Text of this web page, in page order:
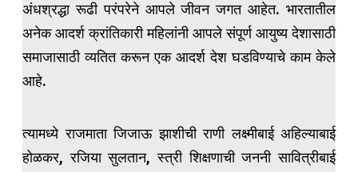
अंधश्रद्धा रूढी परंपरेने आपले जीवन जगत आहेत. भारतातील
अनेक आदर्श क्रांतिकारी महिलांनी आपले संपूर्ण आयुष्य देशासाठी
समाजासाठी व्यतित करून एक आदर्श देश घडविण्याचे काम केले
आहे.
त्यामध्ये राजमाता जिजाऊ झाशीची राणी लक्ष्मीबाई अहिल्याबाई
होळकर, रजिया सुलतान, स्त्री शिक्षणाची जननी सावित्रीबाई